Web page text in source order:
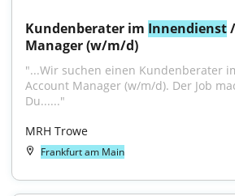
Kundenberater im Innendienst
Manager (w/m/d)
"...Wir suchen einen Kundenberater
Account Manager (w/m/d). Der Job
Du......"
MRH Trowe
Frankfurt am Main